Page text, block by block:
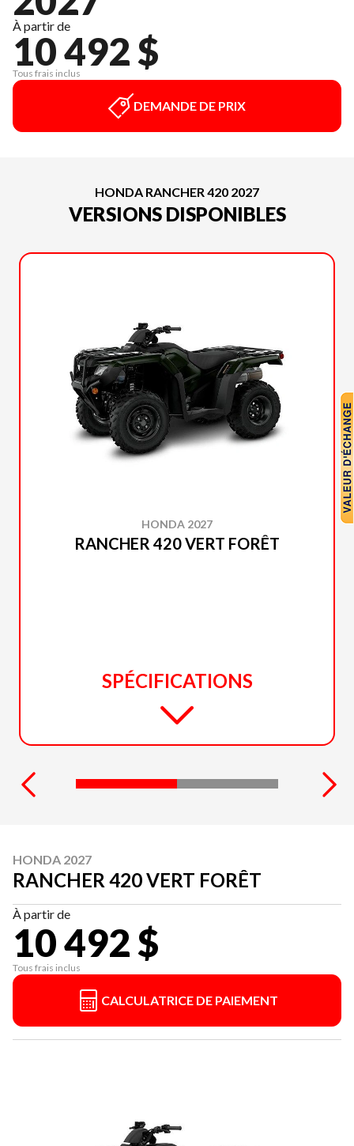
À partir de
10 492 $
Tous frais inclus
DEMANDE DE PRIX
HONDA RANCHER 420 2027
VERSIONS DISPONIBLES
HONDA 2027
RANCHER 420 VERT FORÊT
SPÉCIFICATIONS
HONDA 2027
RANCHER 420 VERT FORÊT
À partir de
10 492 $
Tous frais inclus
CALCULATRICE DE PAIEMENT